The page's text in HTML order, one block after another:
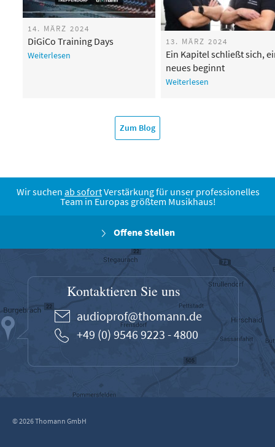
14. MÄRZ 2024
DiGiCo Training Days
Weiterlesen
13. MÄRZ 2024
Ein Kapitel schließt sich,
neues beginnt
Weiterlesen
Zum Blog
Wir suchen ab sofortVerstärkung für unser professionelles
Team in Europas größtem Musikhaus!
Offene Stellen
Kontaktieren Sie uns
audioprof@thomann.de
+49 (0) 9546 9223 - 4800
© 2026 Thomann GmbH